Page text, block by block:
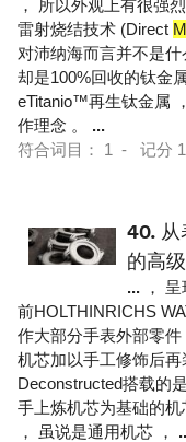
， 所以外观上有很强
雷射烧结技术 (Direct
对沛纳海而言并不是
却是100%回收的钛金
eTitanio™再生钛金属
作理念 。 ...
符合词目： 1 - 记分
40.
的高
... ，
前HOLTHINRICHS
作大部分手表外部零
机芯加以手工修饰后再
Deconstructed搭载的
手上炼机芯为基础的
， 虽说是通用机芯 ，